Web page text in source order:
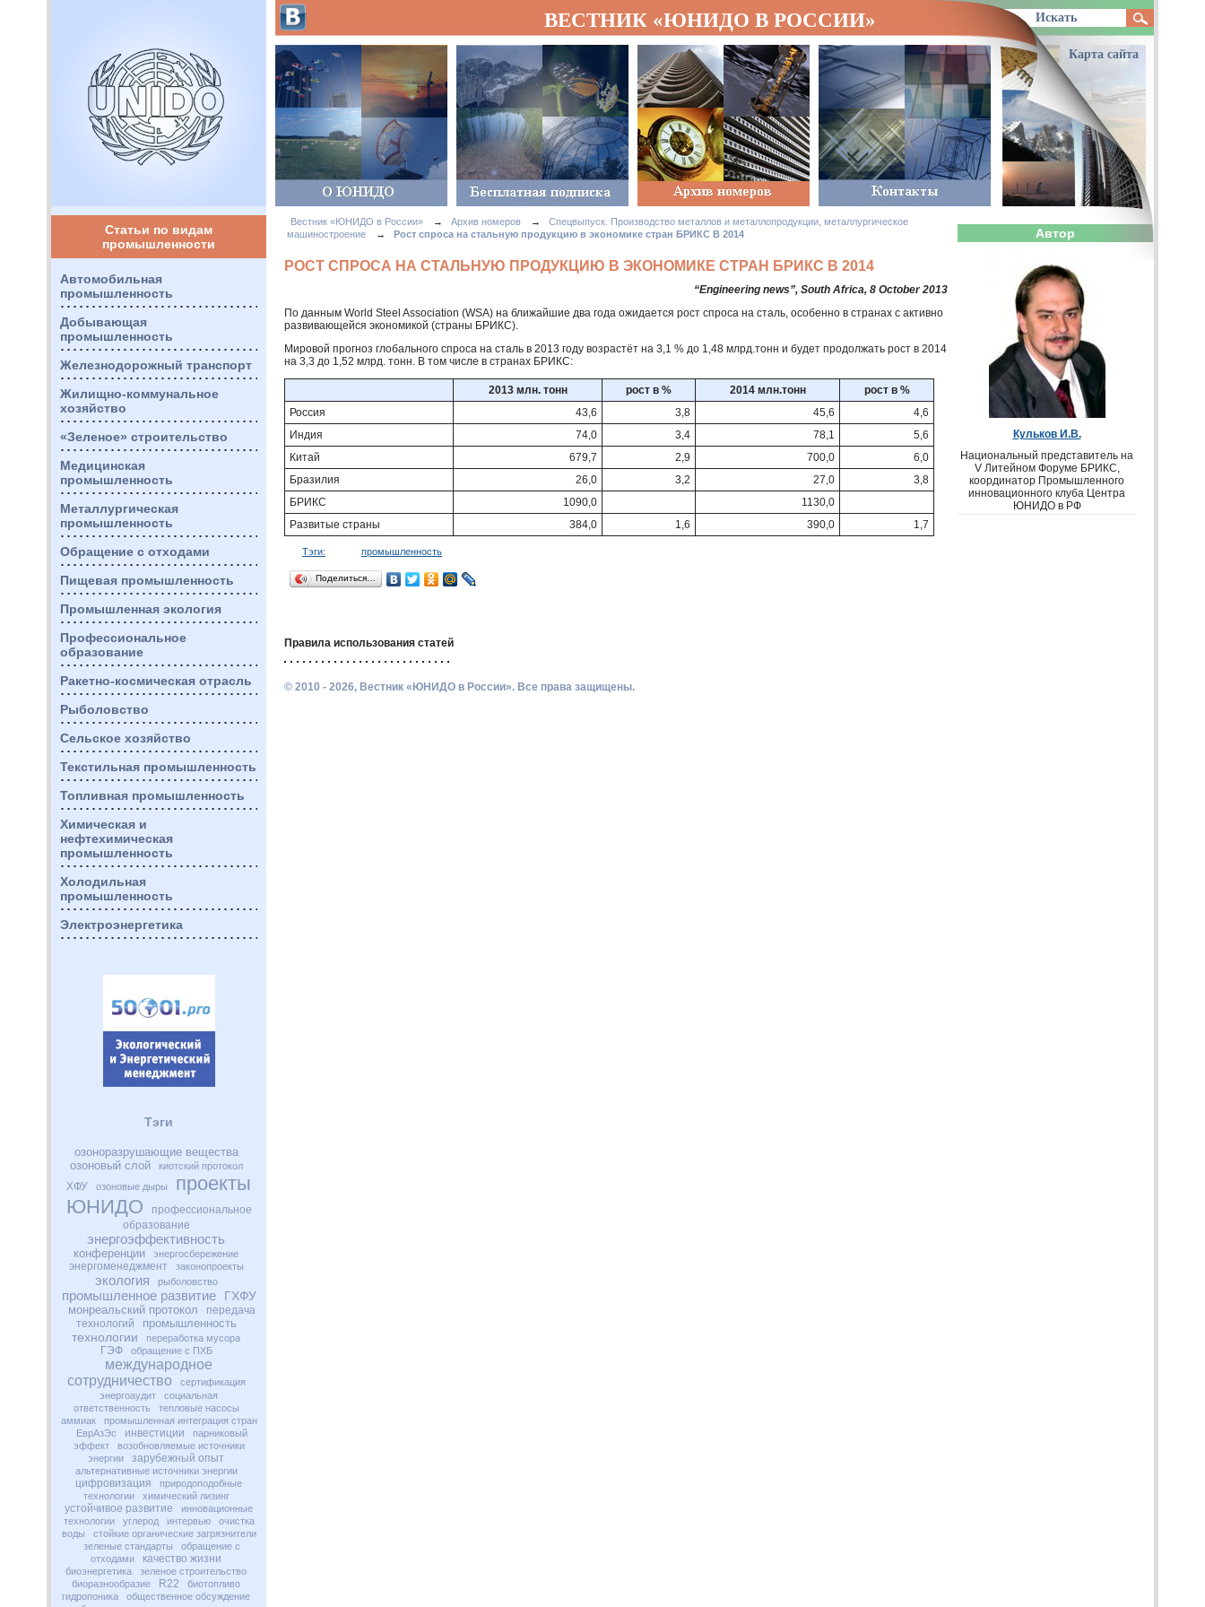
ВЕСТНИК «ЮНИДО В РОССИИ»
Карта сайта
Статьи по видам
промышленности
Автомобильная
промышленность
Добывающая
промышленность
Железнодорожный транспорт
Жилищно-коммунальное
хозяйство
«Зеленое» строительство
Медицинская
промышленность
Металлургическая
промышленность
Обращение с отходами
Пищевая промышленность
Промышленная экология
Профессиональное
образование
Ракетно-космическая отрасль
Рыболовство
Сельское хозяйство
Текстильная промышленность
Топливная промышленность
Химическая и
нефтехимическая
промышленность
Холодильная
промышленность
Электроэнергетика
Тэги
озоноразрушающие вещества
озоновый слой
киотский протокол
ХФУ озоновые дыры
проекты
ЮНИДО
профессиональное
образование
энергоэффективность
конференции энергосбережение
энергоменеджмент законопроекты
экология рыболовство
промышленное развитие ГХФУ
монреальский протокол
передача
технологий
промышленность
технологии переработка мусора
ГЭФ обращение с ПХБ
международное
сотрудничество
сертификация
энергоаудит
социальная
ответственность
тепловые насосы
аммиак
промышленная интеграция стран
ЕврАзЭс
инвестиции
парниковый
эффект
возобновляемые источники
энергии
зарубежный опыт
альтернативные источники энергии
цифровизация
природоподобные
технологии
химический лизинг
устойчивое развитие
инновационные
технологии
углерод интервью
очистка
воды
стойкие органические загрязнители
зеленые стандарты
обращение с
отходами
качество жизни
биоэнергетика
зеленое строительство
биоразнообразие
R22
биотопливо
гидропоника
общественное обсуждение
Вестник «ЮНИДО в России» → Архив номеров →
Спецвыпуск. Производство металлов и металлопродукции, металлургическое
машиностроение
→ Рост спроса на стальную продукцию в экономике стран БРИКС В 2014
РОСТ СПРОСА НА СТАЛЬНУЮ ПРОДУКЦИЮ В ЭКОНОМИКЕ СТРАН БРИКС В 2014
“Engineering news”, South Africa, 8 October 2013
По данным World Steel Association (WSA) на ближайшие два года ожидается рост спроса на сталь, особенно в странах с активно
развивающейся экономикой (страны БРИКС).
Мировой прогноз глобального спроса на сталь в 2013 году возрастёт на 3,1 % до 1,48 млрд.тонн и будет продолжать рост в 2014
на 3,3 до 1,52 млрд. тонн. В том числе в странах БРИКС:
2013 млн. тонн рост в % 2014 млн.тонн
рост в %
Россия
43,6 3,8 45,6
4,6
Индия
74,0 3,4 78,1
5,6
Китай
679,7 2,9 700,0
6,0
Бразилия
26,0 3,2 27,0
3,8
БРИКС
1090,0
1130,0
Развитые страны
384,0 1,6 390,0 1,7
Тэги: промышленность
Поделиться…
Автор
Кульков И.В.
Национальный представитель на
V Литейном Форуме БРИКС,
координатор Промышленного
инновационного клуба Центра
ЮНИДОв РФ
Правила использования статей
© 2010 - 2026, Вестник «ЮНИДО в России». Все права защищены.